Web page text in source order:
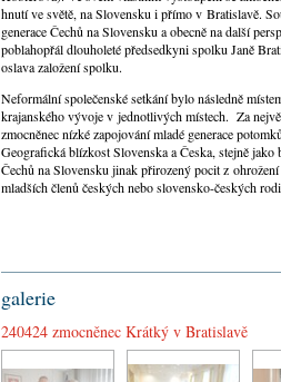
hnutí ve světě, na Slovensku i přímo v Bratislavě.
generace Čechů na Slovensku a obecně na další
poblahopřál dlouholeté předsedkyni spolku Janě
oslava založení spolku.
Neformální společenské setkání bylo následně
krajanského vývoje v jednotlivých místech. Za
zmocněnec nízké zapojování mladé generace
Geografická blízkost Slovenska a Česka, stejně
Čechů na Slovensku jinak přirozený pocit z
mladších členů českých nebo slovensko-českých
galerie
240424 zmocněnec Krátký v Bratislavě